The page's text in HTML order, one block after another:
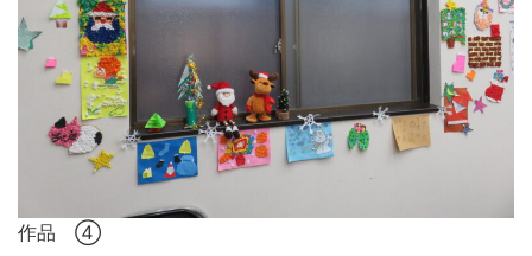
作品 ④